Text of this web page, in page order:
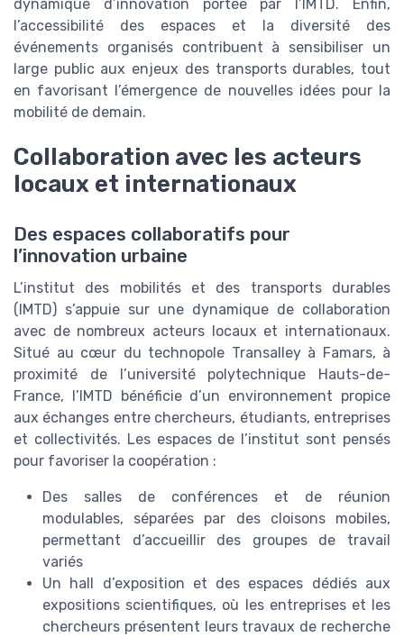
dynamique d’innovation portée par l’IMTD. Enfin,
l’accessibilité des espaces et la diversité des
événements organisés contribuent à sensibiliser un
large public aux enjeux des transports durables, tout
en favorisant l’émergence de nouvelles idées pour la
mobilité de demain.
Collaboration avec les acteurs
locaux et internationaux
Des espaces collaboratifs pour
l’innovation urbaine
L’institut des mobilités et des transports durables
(IMTD) s’appuie sur une dynamique de collaboration
avec de nombreux acteurs locaux et internationaux.
Situé au cœur du technopole Transalley à Famars, à
proximité de l’université polytechnique Hauts-de-
France, l’IMTD bénéficie d’un environnement propice
aux échanges entre chercheurs, étudiants, entreprises
et collectivités. Les espaces de l’institut sont pensés
pour favoriser la coopération :
Des salles de conférences et de réunion
modulables, séparées par des cloisons mobiles,
permettant d’accueillir des groupes de travail
variés
Un hall d’exposition et des espaces dédiés aux
expositions scientifiques, où les entreprises et les
chercheurs présentent leurs travaux de recherche